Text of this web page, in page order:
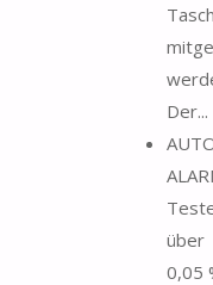
Der...
über
0,05